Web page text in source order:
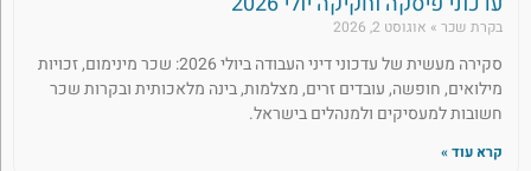
בקרת שכר אוגוסט 2, 2026
סקירה מעשית של עדכוני דיני העבודה ביולי 2026: שכר מינימום, זכויות
מילואים, חופשה, עובדים זרים, מצלמות, בינה מלאכותית ובקרות שכר
חשובות למעסיקים ולמנהלים בישראל.
קרא עוד »